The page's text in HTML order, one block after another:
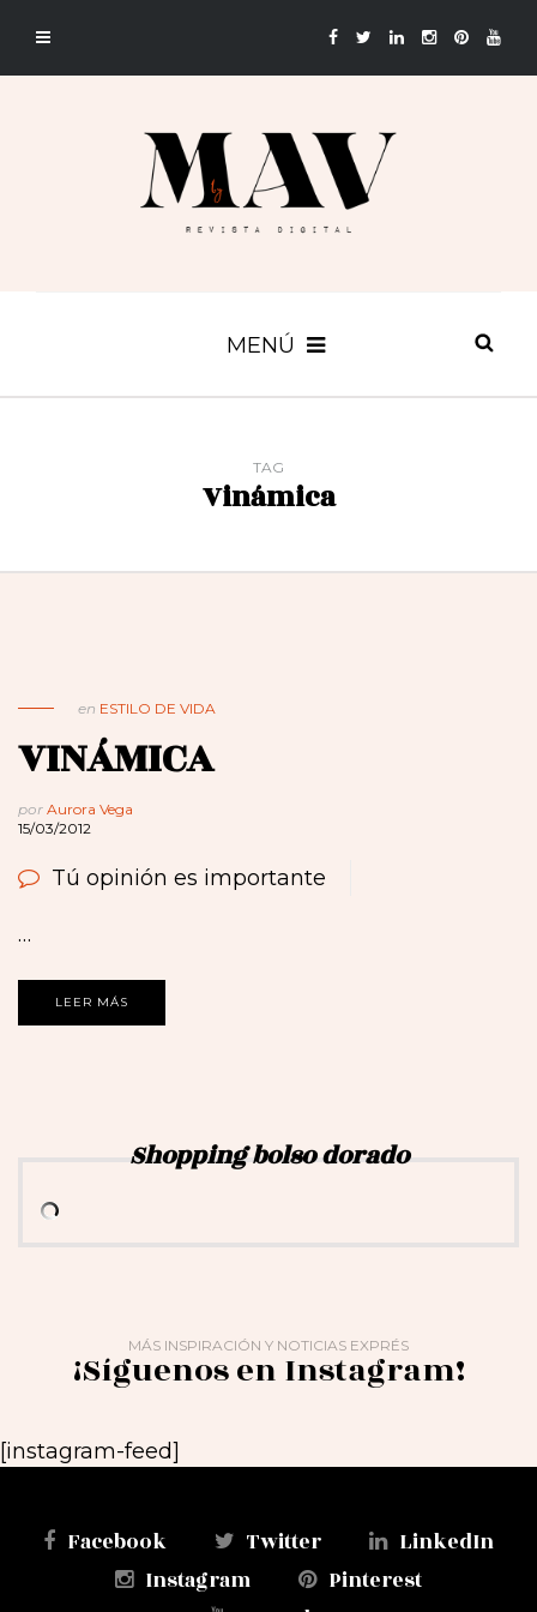
MENÚ
TAG
Vinámica
en ESTILO DE VIDA
VINÁMICA
por Aurora Vega
15/03/2012
Tú opinión es importante
…
LEER MÁS
Shopping bolso dorado
MÁS INSPIRACIÓN Y NOTICIAS EXPRÉS
¡Síguenos en Instagram!
[instagram-feed]
Facebook Twitter
LinkedIn
Instagram
Pinterest